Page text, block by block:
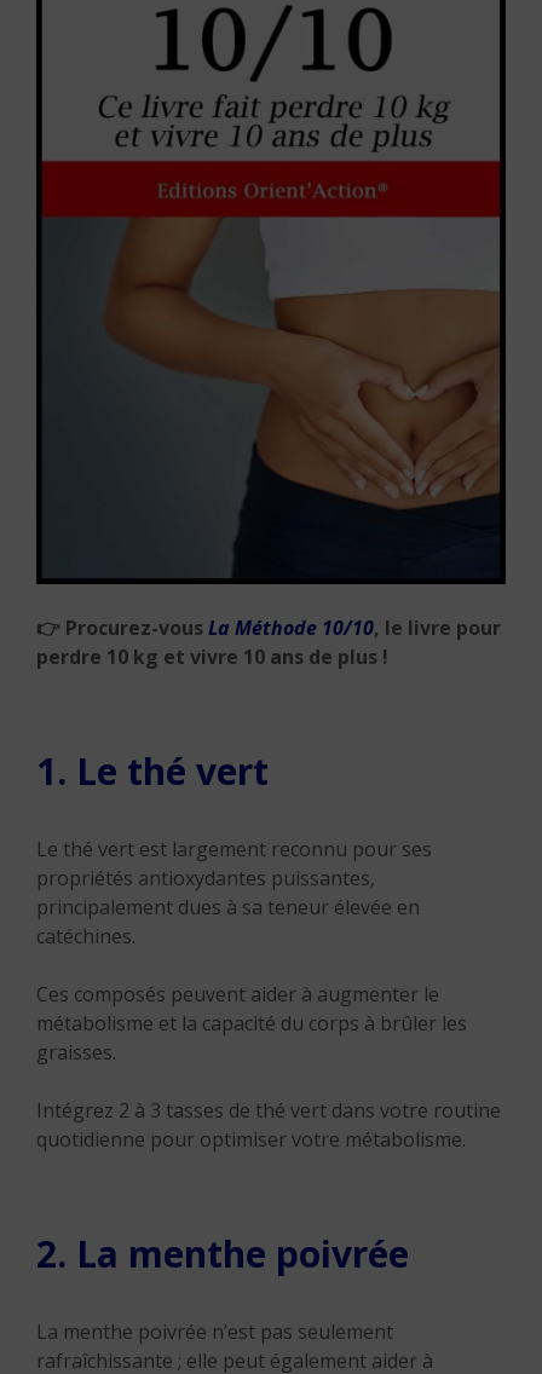
👉 Procurez-vous La Méthode 10/10, le livre pour
perdre 10 kg et vivre 10 ans de plus !
1. Le thé vert
Le thé vert est largement reconnu pour ses
propriétés antioxydantes puissantes,
principalement dues à sa teneur élevée en
catéchines.
Ces composés peuvent aider à augmenter le
métabolisme et la capacité du corps à brûler les
graisses.
Intégrez 2 à 3 tasses de thé vert dans votre routine
quotidienne pour optimiser votre métabolisme.
2. La menthe poivrée
La menthe poivrée n’est pas seulement
rafraîchissante ; elle peut également aider à